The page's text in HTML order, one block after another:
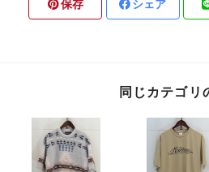
保存 シェア
同じカテゴリ